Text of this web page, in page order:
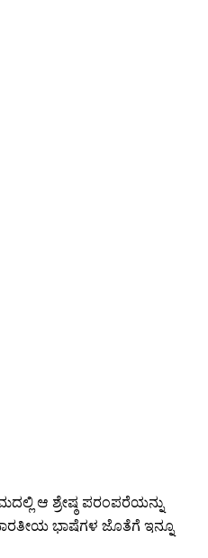
ಆ ಶ್ರೇಷ್ಠ ಪರಂಪರೆಯನ್ನು
ಭಾಷೆಗಳ ಜೊತೆಗೆ ಇನ್ನೂ